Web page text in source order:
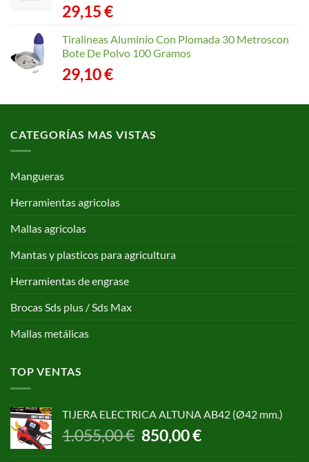
29,15€
Tiralineas Aluminio Con Plomada 30 Metroscon
Bote De Polvo 100 Gramos
29,10€
CATEGORÍAS MAS VISTAS
Mangueras
Herramientas agricolas
Mallas agricolas
Mantas y plasticos para agricultura
Herramientas de engrase
Brocas Sds plus / Sds Max
Mallas metálicas
TOP VENTAS
TIJERA ELECTRICA ALTUNA AB42 (Ø42 mm.)
1.055,00€ El
precio
850,00€El
precio